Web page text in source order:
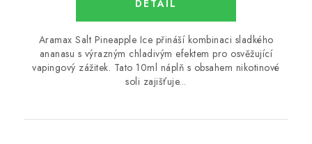
Aramax Salt Pineapple Ice přináší kombinaci sladkého
ananasu s výrazným chladivým efektem pro osvěžující
vapingový zážitek. Tato 10ml náplň s obsahem nikotinové
soli zajišťuje...